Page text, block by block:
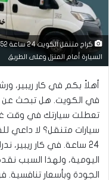
السيارة أمام المنزل وعلى الطريق
أهلاً بكم في كار ريبير،
في الكويت. هل تبحث عن
تعطلت سيارتك في وقت
سيارات متنقل؟ لا داعي
24 ساعة. في كار
اليومية، ولهذا السبب
الجودة وبأسعار تنافسية.